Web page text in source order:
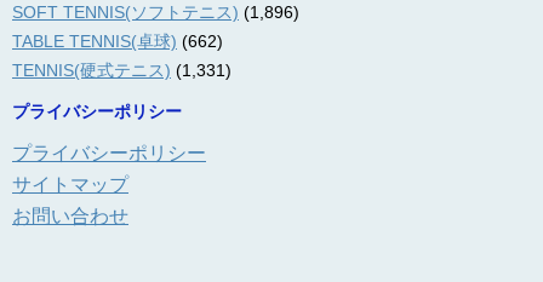
SOFT TENNIS(ソフトテニス) (1,896)
TABLE TENNIS(卓球) (662)
TENNIS(硬式テニス) (1,331)
プライバシーポリシー
プライバシーポリシー
サイトマップ
お問い合わせ